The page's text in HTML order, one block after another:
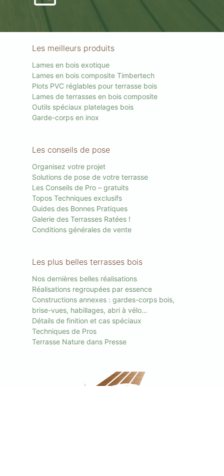
Les meilleurs produits
Lames en bois exotique
Lames en bois composite Timbertech
Plots PVC réglables pour terrasse bois
Lames de terrasses en bois composite
Outils spéciaux platelages bois
Garde-corps en inox
Les conseils de pose
Organisez votre projet
Solutions de pose de votre terrasse
Les Conseils de Pro – gratuits
Topos Techniques exclusifs
Guides des Bonnes Pratiques
Galerie des Terrasses Ratées !
Conditions générales de vente
Les plus belles terrasses bois
Nos dernières belles réalisations
Réalisations regroupées par essence
Constructions annexes : gardes-corps bois,
brise-vues, habillages, abri à vélo…
Détails de finition et cas spéciaux
Techniques de Pros
Terrasse Nature dans Presse